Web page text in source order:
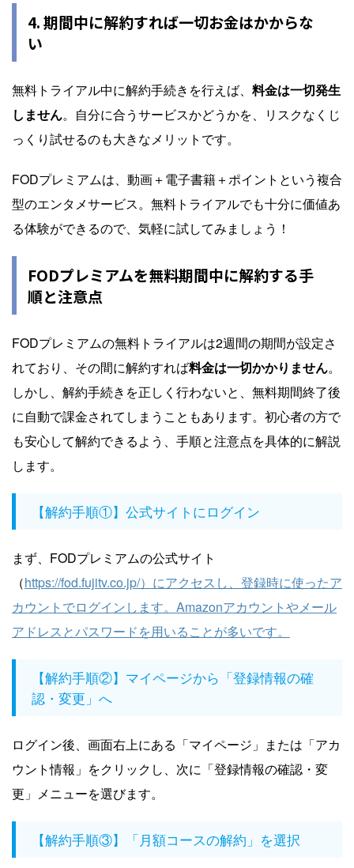
4. 期間中に解約すれば一切お金はかからな
い
無料トライアル中に解約手続きを行えば、 料金は一切発生
しません。自分に合うサービスかどうかを、リスクなくじ
っくり試せるのも大きなメリットです。
FODプレミアムは、動画＋電子書籍＋ポイントという複合
型のエンタメサービス。無料トライアルでも十分に価値あ
る体験ができるので、気軽に試してみましょう！
FODプレミアムを無料期間中に解約する手
順と注意点
FODプレミアムの無料トライアルは2週間の期間が設定さ
れており、その間に解約すれば料金は一切かかりません。
しかし、解約手続きを正しく行わないと、無料期間終了後
に自動で課金されてしまうこともあります。初心者の方で
も安心して解約できるよう、手順と注意点を具体的に解説
します。
【解約手順①】公式サイトにログイン
まず、FODプレミアムの公式サイト
（https://fod.fujitv.co.jp/）にアクセスし、登録時に使ったア
カウントでログインします。Amazonアカウントやメール
アドレスとパスワードを用いることが多いです。
【解約手順②】マイページから「登録情報の確
認・変更」へ
ログイン後、画面右上にある「マイページ」または「アカ
ウント情報」をクリックし、次に「登録情報の確認・変
更」メニューを選びます。
【解約手順③】「月額コースの解約」を選択